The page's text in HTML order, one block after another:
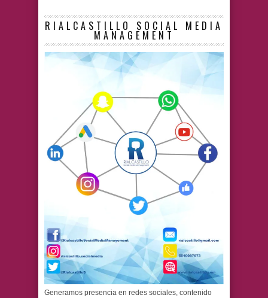
RIALCASTILLO SOCIAL MEDIA
MANAGEMENT
Generamos presencia en redes sociales, contenido